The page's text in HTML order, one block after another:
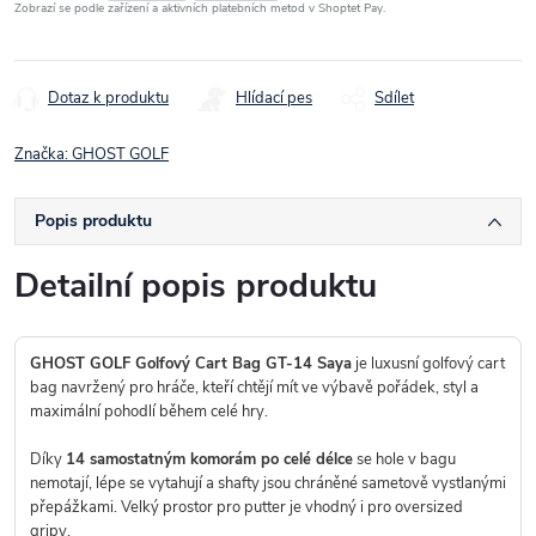
Zobrazí se podle zařízení a aktivních platebních metod v Shoptet Pay.
Dotaz k produktu Hlídací pes Sdílet
Značka:GHOST GOLF
Popis produktu
Detailní popis produktu
GHOST GOLF Golfový Cart Bag GT-14 Sayaje luxusní golfový cart
bag navržený pro hráče, kteří chtějí mít ve výbavě pořádek, styl a
maximální pohodlí během celé hry.
Díky 14 samostatným komorám po celé délcese hole v bagu
nemotají, lépe se vytahují a shafty jsou chráněné sametově vystlanými
přepážkami. Velký prostor pro putter je vhodný i pro oversized
gripy.